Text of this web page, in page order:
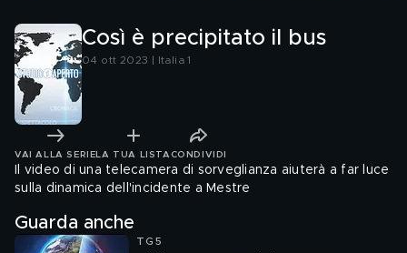
Così è precipitato il bus
04 ott 2023 | Italia 1
VAI ALLA SERIE LA TUA LISTA CONDIVIDI
Il video di una telecamera di sorveglianza aiuterà a far luce
sulla dinamica dell'incidente a Mestre
Guarda anche
TG5